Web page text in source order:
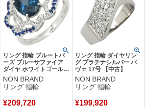
リング 指輪 ブルートパ
ーズ ブルーサファイア
ダイヤ ホワイトゴールド
青 オーバル パヴェ フラ
ワーモチーフ フィリグリ
ー 13.5号 【中古】
NON BRAND
リング 指輪
¥209,720
リング 指輪 ダイヤリン
グ プラチナシルバー パ
ヴェ 17号 【中古】
NON BRAND
リング 指輪
¥199,920